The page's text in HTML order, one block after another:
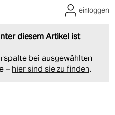
diesem Artikel ist
bei ausgewählten
– hier sind sie zu finden.
einloggen